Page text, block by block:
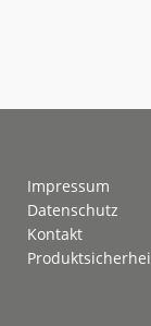
Impressum
Datenschutz
Kontakt